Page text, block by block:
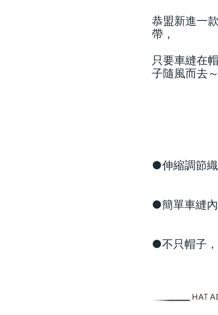
恭盟新進一
帶，
只要車縫在
子隨風而去
●伸縮調節
●簡單車縫
●不只帽子